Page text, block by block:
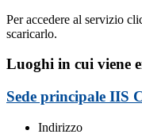
Per accedere al servizio
scaricarlo.
Luoghi in cui viene
Sede principale IIS
Indirizzo